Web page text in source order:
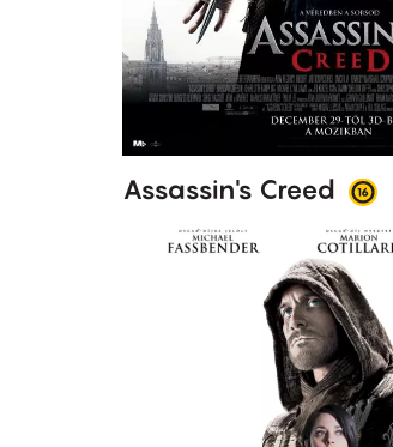
Assassin's Creed